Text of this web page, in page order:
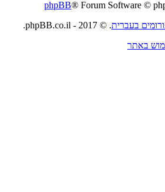
phpBB® Forum Software ©
. © 2017 - phpBB.co.il.
באתר